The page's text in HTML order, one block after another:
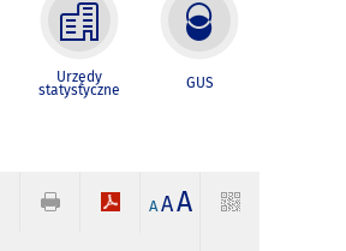
Urzędy
statystyczne GUS
A AA